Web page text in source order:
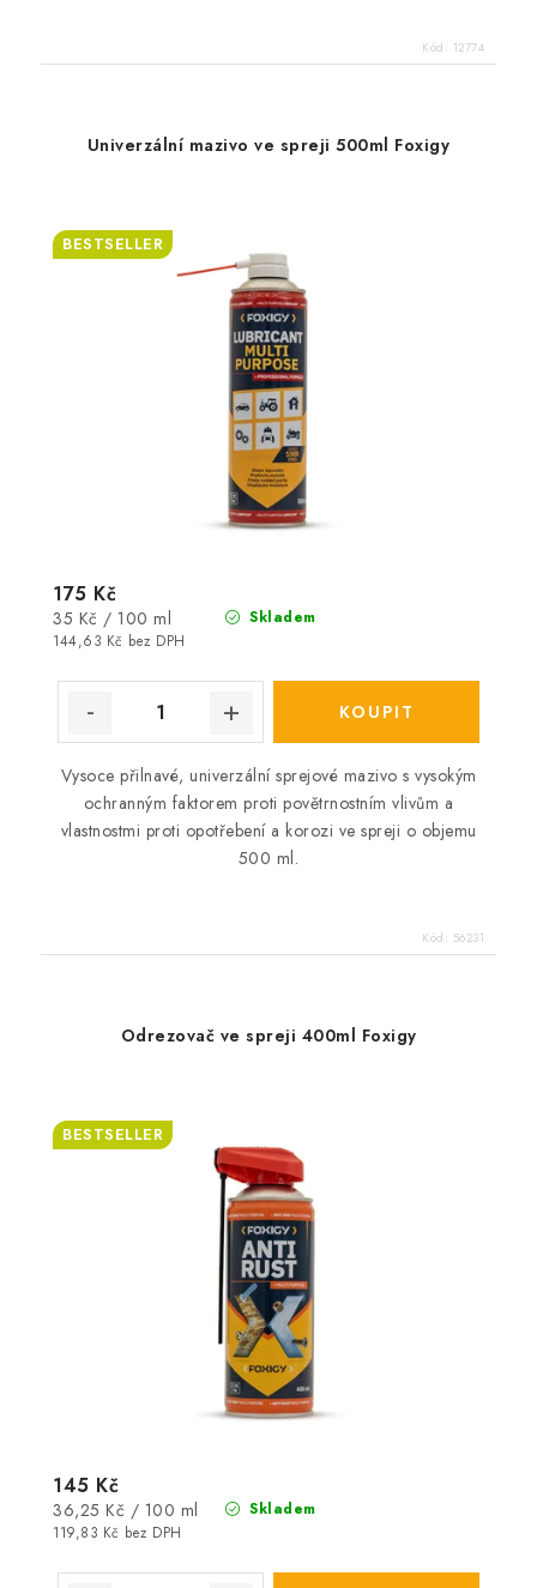
Kód: 12774
Univerzální mazivo ve spreji 500ml Foxigy
BESTSELLER
Skladem
144,63 Kč bez DPH
175 Kč
Měrná
cena:
35 Kč / 100 ml
Vysoce přilnavé, univerzální sprejové mazivo s vysokým
ochranným faktorem proti povětrnostním vlivům a
vlastnostmi proti opotřebení a korozi ve spreji o objemu
500 ml.
Kód: 56231
Odrezovač ve spreji 400ml Foxigy
BESTSELLER
Skladem
119,83 Kč bez DPH
145 Kč
Měrná
cena:
36,25 Kč / 100 ml